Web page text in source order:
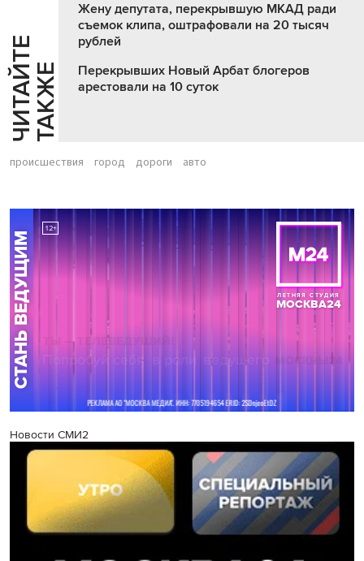
Ч
И
Т
АЙ
Т
Е
Т
А
К
ЖЕ
Жену депутата, перекрывшую МКАД ради
съемок клипа, оштрафовали на 20 тысяч
рублей
Перекрывших Новый Арбат блогеров
арестовали на 10 суток
происшествия город дороги авто
Новости СМИ2